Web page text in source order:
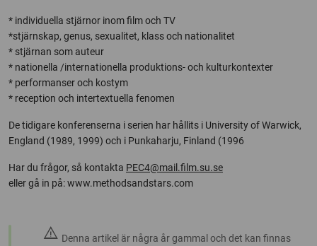
* individuella stjärnor inom film och TV
*stjärnskap, genus, sexualitet, klass och nationalitet
* stjärnan som auteur
* nationella /internationella produktions- och kulturkontexter
* performanser och kostym
* reception och intertextuella fenomen
De tidigare konferenserna i serien har hållits i University of Warwick,
England (1989, 1999) och i Punkaharju, Finland (1996
Har du frågor, så kontakta PEC4@mail.film.su.se
eller gå in på: www.methodsandstars.com
warning Denna artikel är några år gammal och det kan finnas